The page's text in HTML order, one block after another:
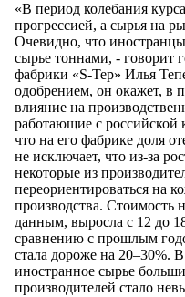
«В период колебания
прогрессией, а сырья на
Очевидно, что
сырье тоннами, - говорит
фабрики «S-Tep» Илья
одобрением, он окажет, в
влияние на
работающие с российской
что на его фабрике доля
не исключает, что из-за
некоторые из
переориентироваться на
производства. Стоимость
данным, выросла с 12 до
сравнению с прошлым
стала дороже на 20–30%.
иностранное сырье
производителей стало